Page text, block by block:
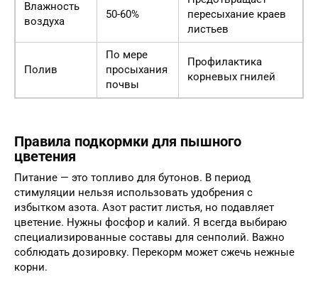
Влажность
воздуха
50-60%
пересыхание краев
листьев
Полив
По мере
просыхания
почвы
Профилактика
корневых гнилей
Правила подкормки для пышного
цветения
Питание — это топливо для бутонов. В период
стимуляции нельзя использовать удобрения с
избытком азота. Азот растит листья, но подавляет
цветение. Нужны фосфор и калий. Я всегда выбираю
специализированные составы для сенполий. Важно
соблюдать дозировку. Перекорм может сжечь нежные
корни.